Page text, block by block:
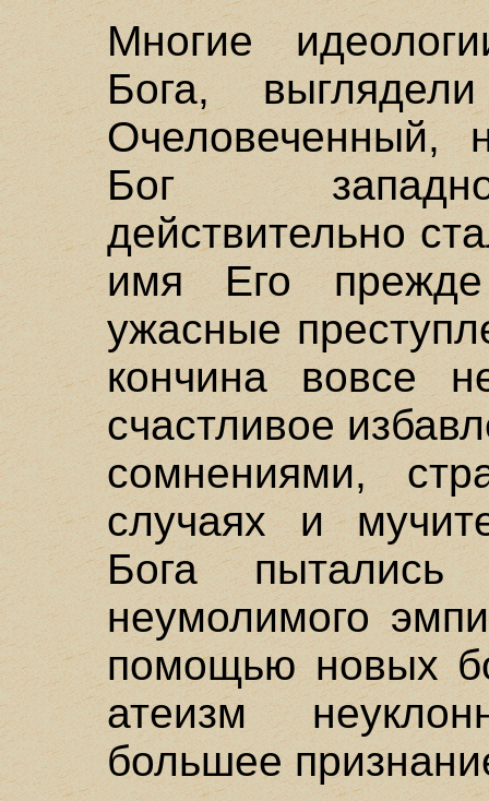
Многие
Бога,
Очеловеченный,
Бог
действительно
имя Его
ужасные
кончина вовсе
счастливое
сомнениями,
случаях и
Бога пытались
неумолимого
помощью новых
атеизм
большее